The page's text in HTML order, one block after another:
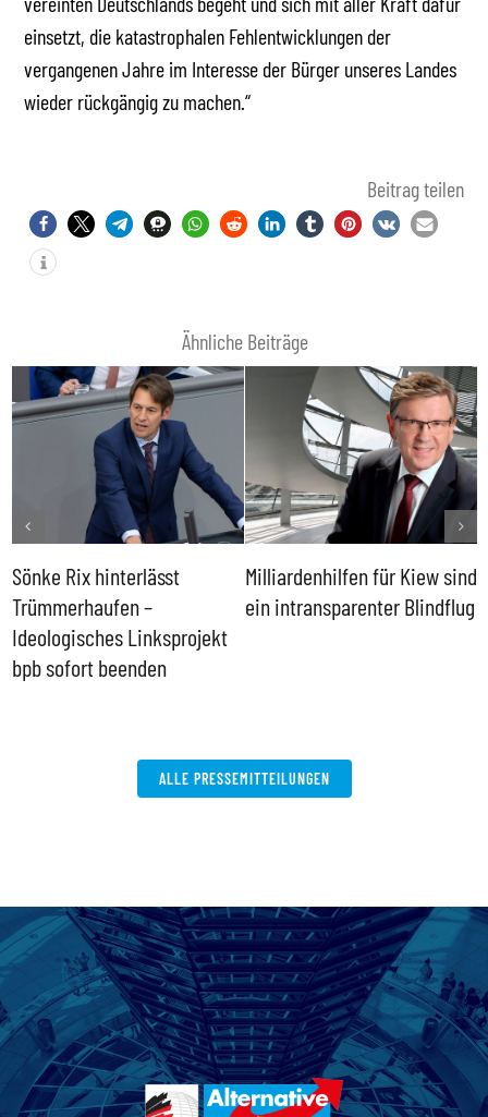
einsetzt, die katastrophalen Fehlentwicklungen der
vergangenen Jahre im Interesse der Bürger unseres Landes
wieder rückgängig zu machen.“
Beitrag teilen
Ähnliche Beiträge
Sönke Rix hinterlässt
Trümmerhaufen –
Ideologisches Linksprojekt
bpb sofort beenden
Milliardenhilfen für Kiew sind
ein intransparenter Blindflug
ALLE PRESSEMITTEILUNGEN